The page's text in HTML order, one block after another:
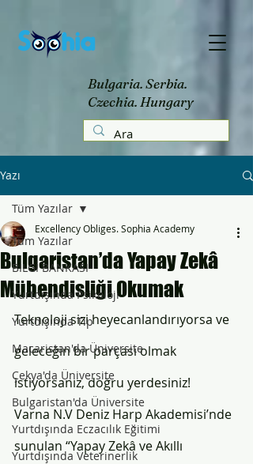
Bulgaria. Serbia.
Czechia. Hungary
Yazı
Tüm Yazılar
BİLGİ BANKASI
Yurtdışında Psikoloji
Yurtdışında Tıp
Macaristan'da Üniversite
Çekya'da Üniversite
Bulgaristan'da Üniversite
Yurtdışında Eczacılık Eğitimi
Yurtdışında Veterinerlik
Tüm Yazılar
Bulgaristan’da Yapay Zekâ
Mühendisliği Okumak
Excellency Obliges. Sophia Academy
Teknoloji sizi heyecanlandırıyorsa ve
geleceğin bir parçası olmak
istiyorsanız, doğru yerdesiniz!
Varna N.V Deniz Harp Akademisi’nde
sunulan “Yapay Zekâ ve Akıllı